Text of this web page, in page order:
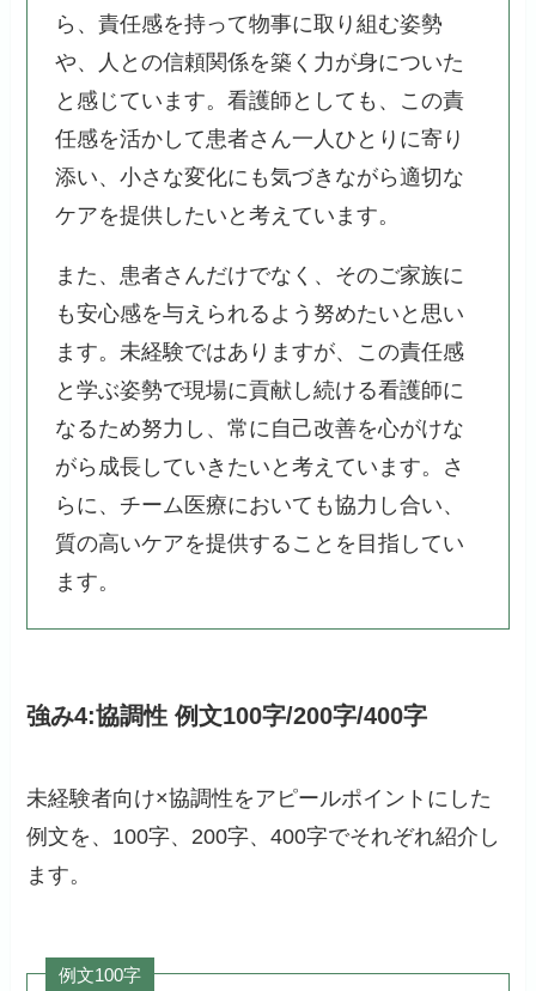
ら、責任感を持って物事に取り組む姿勢
や、人との信頼関係を築く力が身についた
と感じています。看護師としても、この責
任感を活かして患者さん一人ひとりに寄り
添い、小さな変化にも気づきながら適切な
ケアを提供したいと考えています。
また、患者さんだけでなく、そのご家族に
も安心感を与えられるよう努めたいと思い
ます。未経験ではありますが、この責任感
と学ぶ姿勢で現場に貢献し続ける看護師に
なるため努力し、常に自己改善を心がけな
がら成長していきたいと考えています。さ
らに、チーム医療においても協力し合い、
質の高いケアを提供することを目指してい
ます。
強み4:協調性 例文100字/200字/400字
未経験者向け×協調性をアピールポイントにした
例文を、100字、200字、400字でそれぞれ紹介し
ます。
例文100字